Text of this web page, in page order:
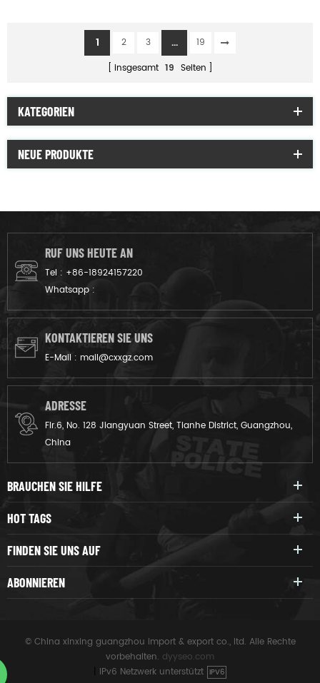
1 2 3 ...
19
insgesamt 19 Seiten
KATEGORIEN
NEUE PRODUKTE
RUF UNS HEUTE AN
Tel : +86-18924157220
Whatsapp :
KONTAKTIEREN SIE UNS
E-Mail : mail@cxxgz.com
ADRESSE
Flr.6, No. 128 Jiangyuan Street, Tianhe District, Guangzhou,
China
BRAUCHEN SIE HILFE
HOT TAGS
FINDEN SIE UNS AUF
ABONNIEREN
© China xinxing guangzhou import & export co., ltd. Alle Rechte
vorbehalten. dyyseo.com
IPv6 Netzwerk unterstützt IPV6